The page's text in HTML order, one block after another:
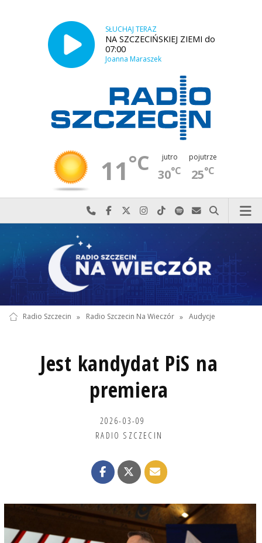
SŁUCHAJ TERAZ
NA SZCZECIŃSKIEJ ZIEMI do
07:00
Joanna Maraszek
11°C jutro
30°C
pojutrze
25°C
Najlepiej po prostu do nas zadzwoń
Odwiedź nas na Facebook-u
Odwiedź nas na X
Odwiedź nas na Instagram-ie
Odwiedź nas na TikTok-u
Szukaj nas na Spotify
Wyślij do nas
Szukaj
Radio Szczecin » Radio Szczecin Na Wieczór » Audycje
Jest kandydat PiS na
premiera
2026-03-09
RADIO SZCZECIN